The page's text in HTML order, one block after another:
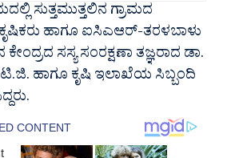
ಸುತ್ತಮುತ್ತಲಿನ ಗ್ರಾಮದ
ಹಾಗೂ ಐಸಿಎಆರ್-ತರಳಬಾಳು
ಕೇಂದ್ರದ ಸಸ್ಯ ಸಂರಕ್ಷಣಾ ತಜ್ಞರಾದ ಡಾ.
ಹಾಗೂ ಕೃಷಿ ಇಲಾಖೆಯ ಸಿಬ್ಬಂದಿ